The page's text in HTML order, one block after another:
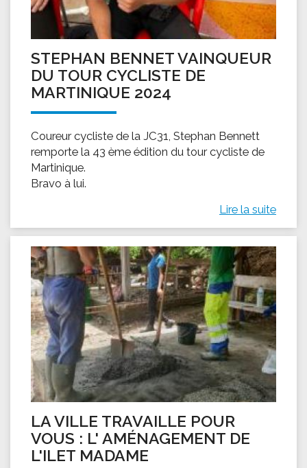
STEPHAN BENNET VAINQUEUR
DU TOUR CYCLISTE DE
MARTINIQUE 2024
Coureur cycliste de la JC31, Stephan Bennett
remporte la 43 ème édition du tour cycliste de
Martinique.
Bravo à lui.
Lire la suite
LA VILLE TRAVAILLE POUR
VOUS : L' AMÉNAGEMENT DE
L'ILET MADAME